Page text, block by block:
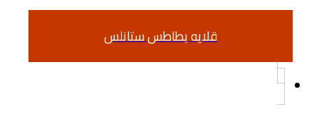
قلايه بطاطس ستانلس